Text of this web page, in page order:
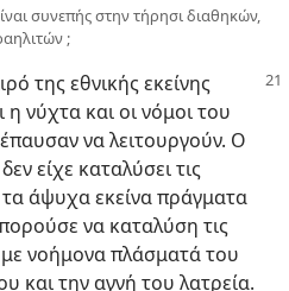
συνεπής στην τήρησι διαθηκών,
;
της εθνικής εκείνης
νύχτα και οι νόμοι του
να λειτουργούν. Ο
είχε καταλύσει τις
άψυχα εκείνα πράγματα
να καταλύση τις
με νοήμονα πλάσματά του
και την αγνή του λατρεία.